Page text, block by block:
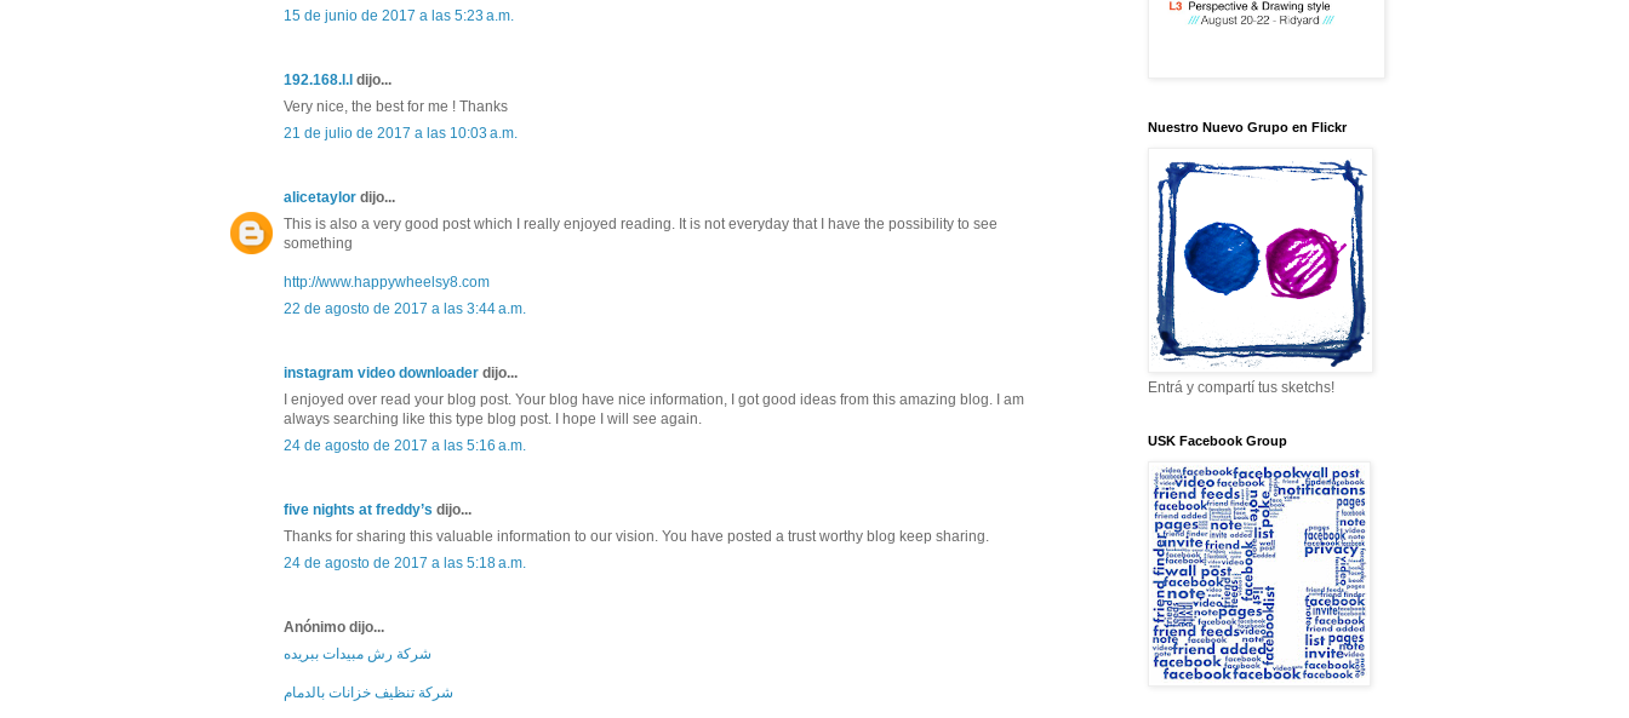
15 de junio de 2017 a las 5:23 a.m.
192.168.l.l dijo...
Very nice, the best for me ! Thanks
21 de julio de 2017 a las 10:03 a.m.
alicetaylor dijo...
This is also a very good post which I really enjoyed reading. It is not everyday that I have the possibility to see
something
http://www.happywheelsy8.com
22 de agosto de 2017 a las 3:44 a.m.
instagram video downloader dijo...
I enjoyed over read your blog post. Your blog have nice information, I got good ideas from this amazing blog. I am
always searching like this type blog post. I hope I will see again.
24 de agosto de 2017 a las 5:16 a.m.
five nights at freddy’s dijo...
Thanks for sharing this valuable information to our vision. You have posted a trust worthy blog keep sharing.
24 de agosto de 2017 a las 5:18 a.m.
Anónimo dijo...
شركة رش مبيدات ببريده
شركة تنظيف خزانات بالدمام
Nuestro Nuevo Grupo en Flickr
Entrá y compartí tus sketchs!
USK Facebook Group